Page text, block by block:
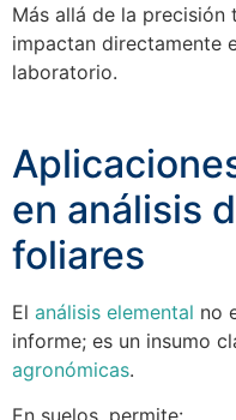
Más allá de la
impactan directamente
laboratorio.
en análisis
foliares
El análisis elemental no
informe; es un insumo
agronómicas.